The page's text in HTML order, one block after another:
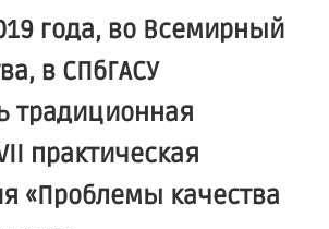
года, во Всемирный
в СПбГАСУ
традиционная
практическая
«Проблемы качества